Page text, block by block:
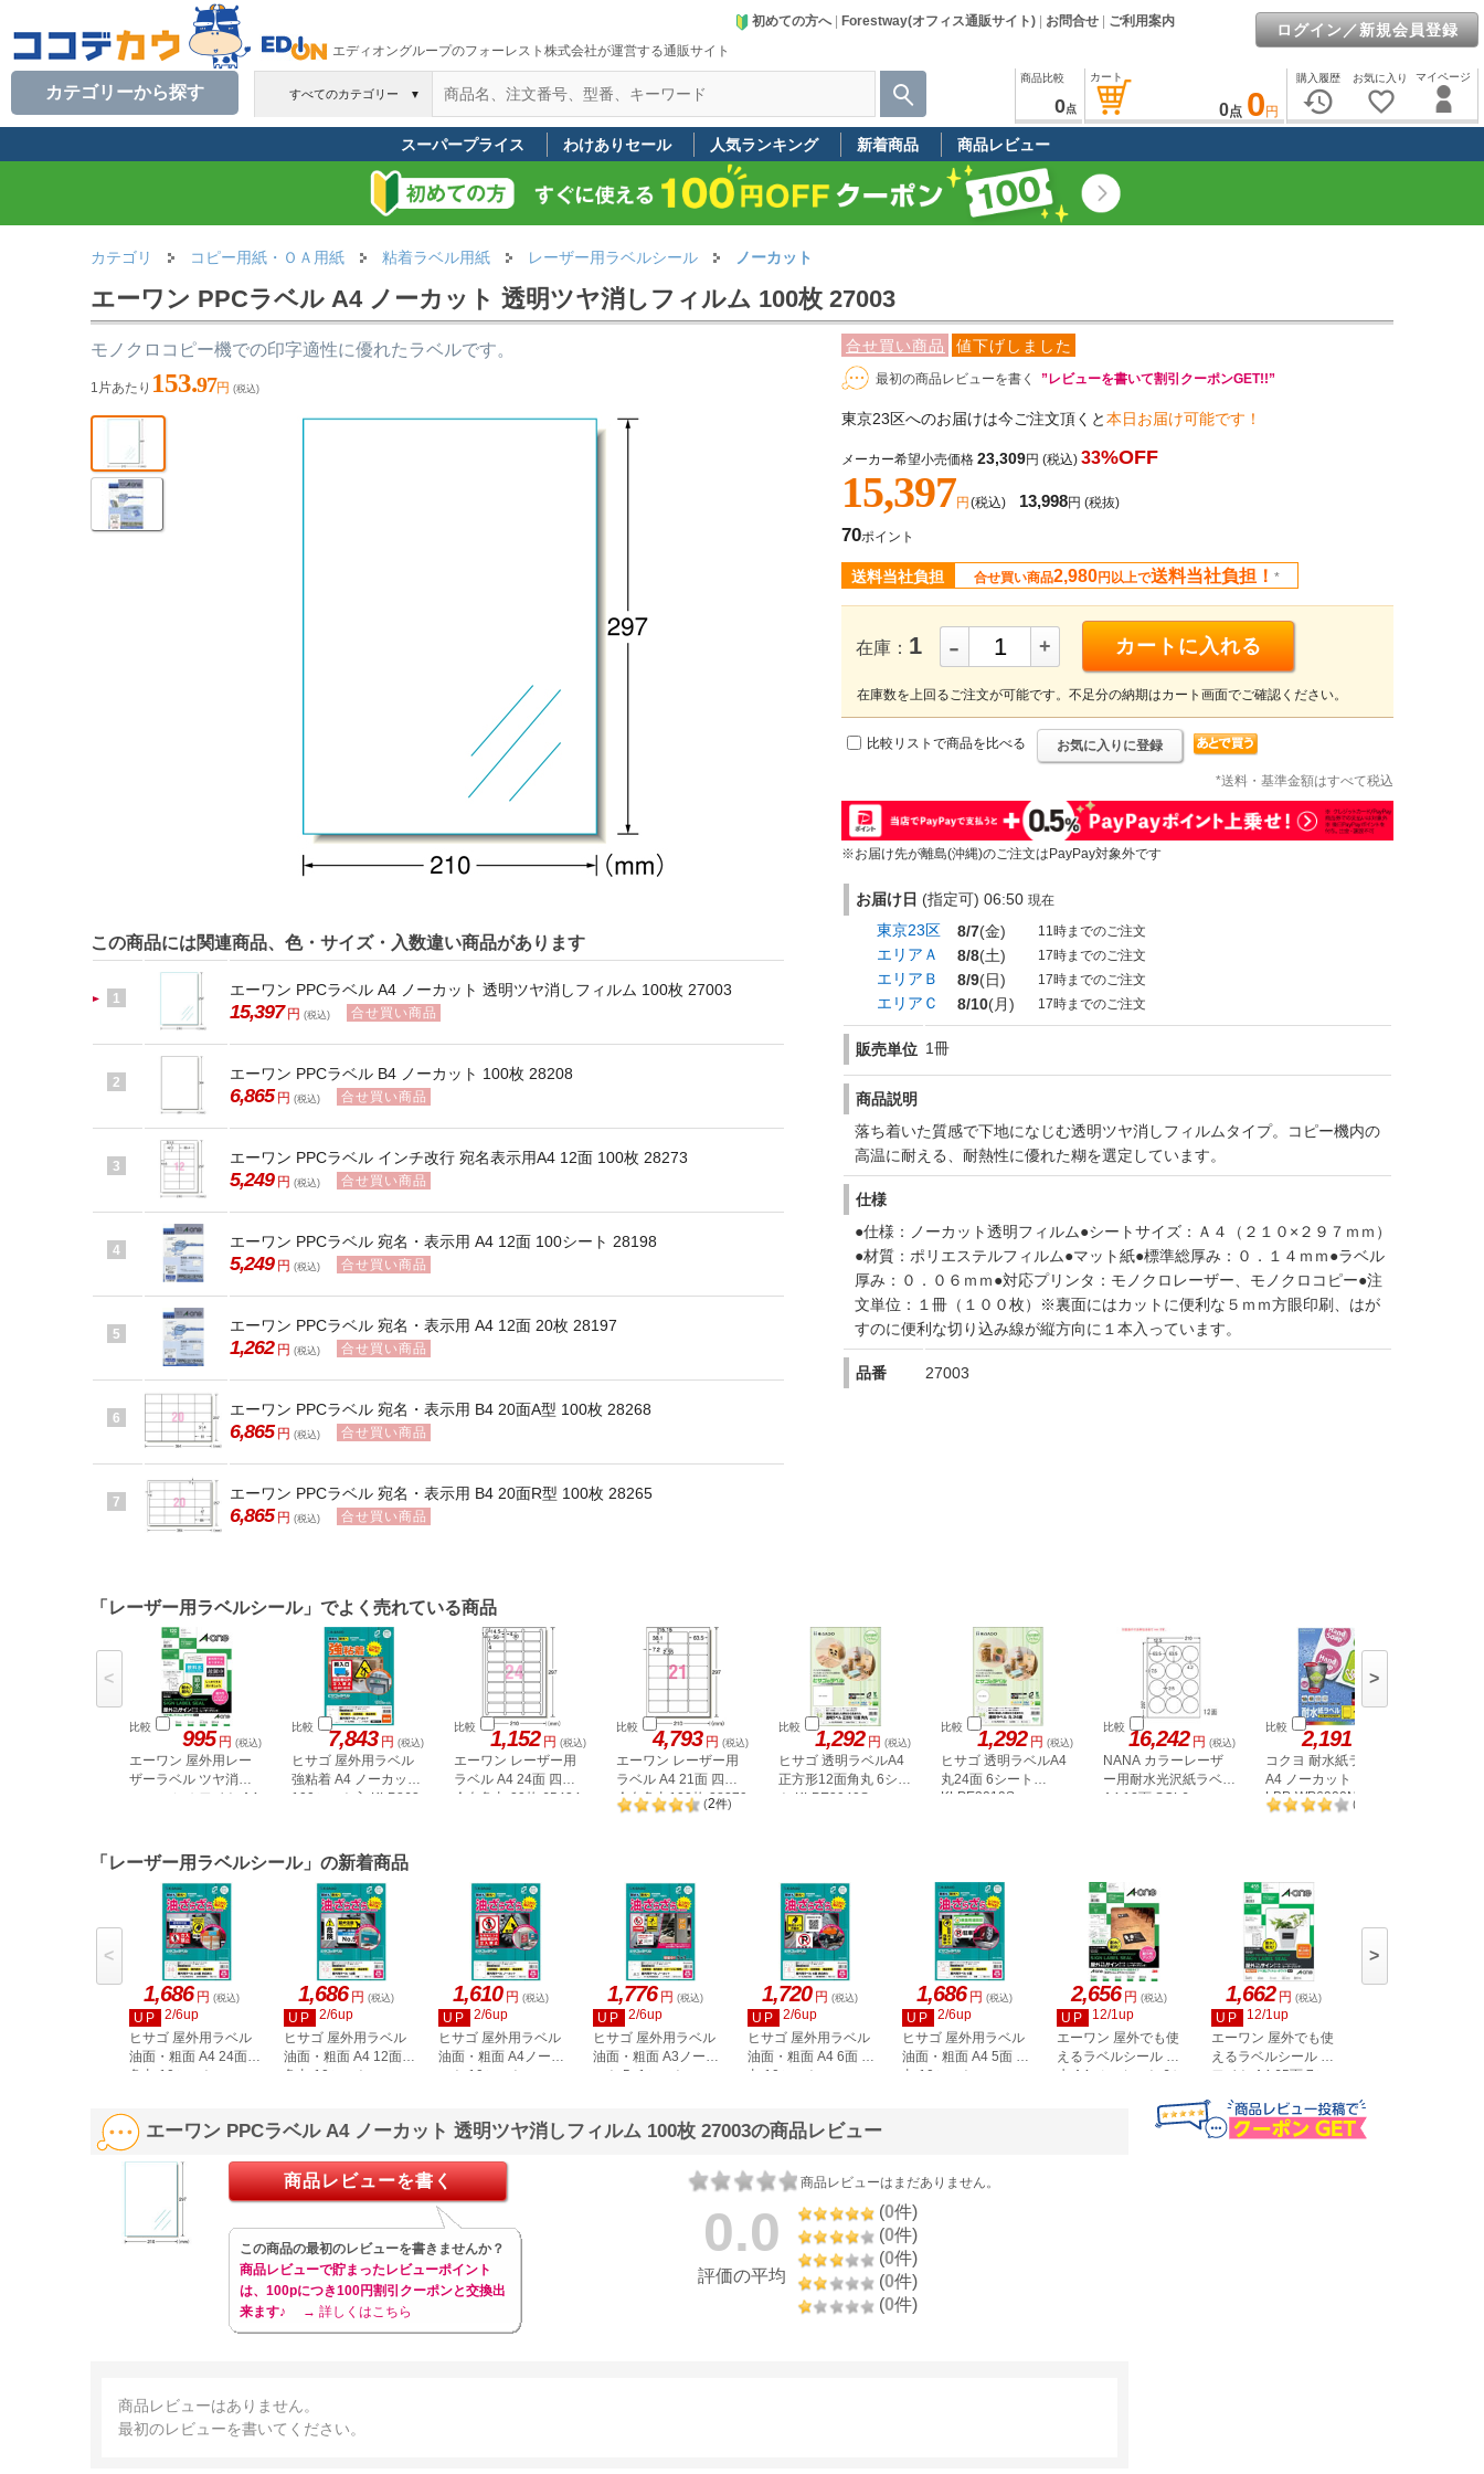
エディオングループのフォーレスト株式会社が運営する通販サイト
初めての方へ| Forestway(オフィス通販サイト) お問合せ ご利用案内 ログイン／新規会員登録
すべてのカテゴリー ▼
カテゴリーから探す
マイページ
お気に入り
favorite_border
購入履歴
history
カート
0点 0 円
商品比較
0点
スーパープライス わけありセール 人気ランキング 新着商品 商品レビュー
カテゴリ コピー用紙・ＯＡ用紙 粘着ラベル用紙 レーザー用ラベルシール ノーカット
エーワン PPCラベル A4 ノーカット 透明ツヤ消しフィルム 100枚 27003
合せ買い商品 値下げしました
最初の商品レビューを書く ”レビューを書いて割引クーポンGET!!”
東京23区へのお届けは今ご注文頂くと本日お届け可能です！
メーカー希望小売価格 23,309円 (税込) 33%OFF
15,397円 (税込) 13,998円 (税抜)
70ポイント
送料当社負担 合せ買い商品2,980円以上で送料当社負担！ *
在庫： 1 - + カートに入れる
在庫数を上回るご注文が可能です。不足分の納期はカート画面でご確認ください。
比較リストで商品を比べる お気に入りに登録
*送料・基準金額はすべて税込
※お届け先が離島(沖縄)のご注文はPayPay対象外です
お届け日 (指定可) 06:50 現在
東京23区 8/7(金) 11時までのご注文
エリアＡ 8/8(土) 17時までのご注文
エリアＢ 8/9(日) 17時までのご注文
エリアＣ 8/10(月) 17時までのご注文
販売単位 1冊
商品説明
落ち着いた質感で下地になじむ透明ツヤ消しフィルムタイプ。コピー機内の
高温に耐える、耐熱性に優れた糊を選定しています。
仕様
●仕様：ノーカット透明フィルム●シートサイズ：Ａ４（２１０×２９７ｍｍ）
●材質：ポリエステルフィルム●マット紙●標準総厚み：０．１４ｍｍ●ラベル
厚み：０．０６ｍｍ●対応プリンタ：モノクロレーザー、モノクロコピー●注
文単位：１冊（１００枚）※裏面にはカットに便利な５ｍｍ方眼印刷、はが
すのに便利な切り込み線が縦方向に１本入っています。
品番 27003
モノクロコピー機での印字適性に優れたラベルです。
1片あたり 153.97円 (税込)
この商品には関連商品、色・サイズ・入数違い商品があります
1 エーワン PPCラベル A4 ノーカット 透明ツヤ消しフィルム 100枚 27003
15,397 円 (税込) 合せ買い商品
2 エーワン PPCラベル B4 ノーカット 100枚 28208
6,865 円 (税込) 合せ買い商品
3 エーワン PPCラベル インチ改行 宛名表示用A4 12面 100枚 28273
5,249 円 (税込) 合せ買い商品
4 エーワン PPCラベル 宛名・表示用 A4 12面 100シート 28198
5,249 円 (税込) 合せ買い商品
5 エーワン PPCラベル 宛名・表示用 A4 12面 20枚 28197
1,262 円 (税込) 合せ買い商品
6 エーワン PPCラベル 宛名・表示用 B4 20面A型 100枚 28268
6,865 円 (税込) 合せ買い商品
7 エーワン PPCラベル 宛名・表示用 B4 20面R型 100枚 28265
6,865 円 (税込) 合せ買い商品
「レーザー用ラベルシール」でよく売れている商品
比較 995 円 (税込)
エーワン 屋外用レー
ザーラベル ツヤ消し
フィルム ホワイト A4
比較 7,843 円 (税込)
ヒサゴ 屋外用ラベル
強粘着 A4 ノーカット
100シート入 KLP862
比較 1,152 円 (税込)
エーワン レーザー用
ラベル A4 24面 四辺
余白角丸 20枚 65424
比較 4,793 円 (税込)
エーワン レーザー用
ラベル A4 21面 四辺
余白角丸100枚 28379
(2件)
比較 1,292 円 (税込)
ヒサゴ 透明ラベルA4
正方形12面角丸 6シー
ト KLPE3040S
比較 1,292 円 (税込)
ヒサゴ 透明ラベルA4
丸24面 6シート
KLPE3019S
比較 16,242 円 (税込)
NANA カラーレーザ
ー用耐水光沢紙ラベル
A4 12面 SCL6
比較 2,191
コクヨ 耐水紙ラベル
A4 ノーカット 20枚
LBP-WP6900N(
< >
「レーザー用ラベルシール」の新着商品
1,686 円 (税込)
UP
2/6up
ヒサゴ 屋外用ラベル
油面・粗面 A4 24面
角丸 10シート
1,686 円 (税込)
UP
2/6up
ヒサゴ 屋外用ラベル
油面・粗面 A4 12面
角丸 10シート
1,610 円 (税込)
UP
2/6up
ヒサゴ 屋外用ラベル
油面・粗面 A4ノーカ
ット 10シート
1,776 円 (税込)
UP
2/6up
ヒサゴ 屋外用ラベル
油面・粗面 A3ノーカ
ット 5+1シート
1,720 円 (税込)
UP
2/6up
ヒサゴ 屋外用ラベル
油面・粗面 A4 6面 角
丸 10シート
1,686 円 (税込)
UP
2/6up
ヒサゴ 屋外用ラベル
油面・粗面 A4 5面 角
丸 10シート
2,656 円 (税込)
UP
12/1up
エーワン 屋外でも使
えるラベルシール 耐
水 A4 ノーカット 6セ
1,662 円 (税込)
UP
12/1up
エーワン 屋外でも使
えるラベルシール ホ
ワイト A4 65面 7シー
< >
エーワン PPCラベル A4 ノーカット 透明ツヤ消しフィルム 100枚 27003の商品レビュー
商品レビューはまだありません。
0.0
評価の平均
(0件)
(0件)
(0件)
(0件)
(0件)
商品レビューを書く
この商品の最初のレビューを書きませんか？
商品レビューで貯まったレビューポイント
は、100pにつき100円割引クーポンと交換出
来ます♪
→ 詳しくはこちら
商品レビューはありません。
最初のレビューを書いてください。